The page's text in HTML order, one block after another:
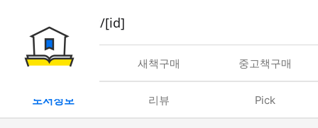
book/rent/[id]
대여 새책구매 중고책구매
도서정보 리뷰 Pick